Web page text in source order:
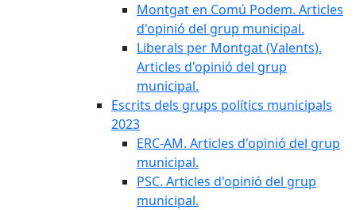
Montgat en Comú Podem. Articles
d'opinió del grup municipal.
Liberals per Montgat (Valents).
Articles d'opinió del grup
municipal.
Escrits dels grups polítics municipals
2023
ERC-AM. Articles d'opinió del grup
municipal.
PSC. Articles d'opinió del grup
municipal.